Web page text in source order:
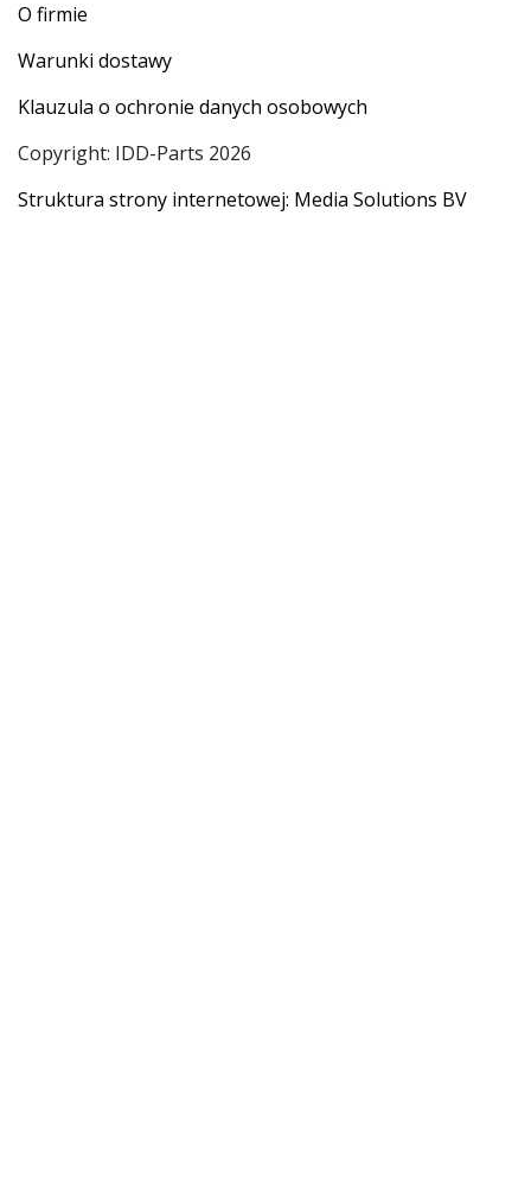
O firmie
Warunki dostawy
Klauzula o ochronie danych osobowych
Copyright: IDD-Parts 2026
Struktura strony internetowej: Media Solutions BV